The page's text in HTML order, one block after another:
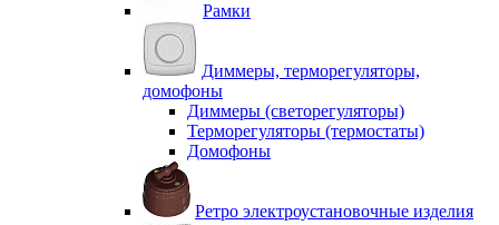
Рамки
Диммеры, терморегуляторы,
домофоны
Диммеры (светорегуляторы)
Терморегуляторы (термостаты)
Домофоны
Ретро электроустановочные изделия